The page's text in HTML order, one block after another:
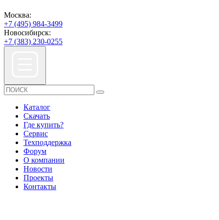
Москва:
+7 (495) 984-3499
Новосибирск:
+7 (383) 230-0255
Каталог
Скачать
Где купить?
Сервис
Техподдержка
Форум
О компании
Новости
Проекты
Контакты